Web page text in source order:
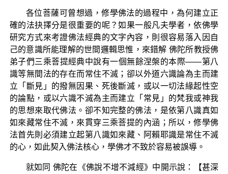
各位菩薩可曾想過，修學佛法的過程中，為何建立正
確的法抉擇分是很重要的呢？如果一般凡夫學者，依佛學
研究方式來考證佛法經典的文字內容，則很容易落入因自
己的意識所能理解的世間邏輯思惟，來錯解 佛陀所教授佛
弟子們三乘菩提經典中說有一個無餘涅槃的本際——第八
識等無間法的存在而常住不滅；卻以外道六識論為主而建
立「斷見」的撥無因果、死後斷滅，或以一切法緣起性空
的論點，或以六識不滅為主而建立「常見」的梵我或神我
的思想來取代佛法。卻不知完整的佛法，是依第八識真如
如來藏常住不滅，來貫穿三乘菩提的內涵；所以，修學佛
法首先則必須建立起第八識如來藏、阿賴耶識是常住不滅
的心，如此契入佛法核心，學佛才不致於容易被誤導。
就如同 佛陀在《佛說不增不減經》中開示說：【甚深